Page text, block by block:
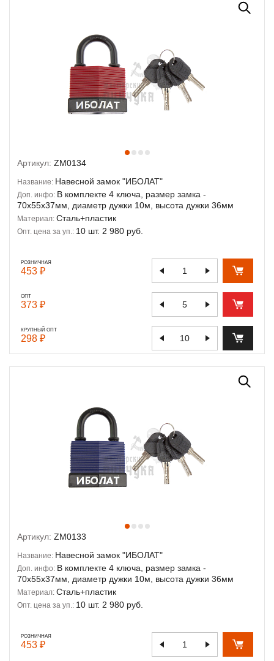
Артикул: ZM0134
Название: Навесной замок "ИБОЛАТ"
Доп. инфо: В комплекте 4 ключа, размер замка -
70х55х37мм, диаметр дужки 10м, высота дужки 36мм
Материал: Сталь+пластик
Опт. цена за уп.: 10 шт. 2 980 руб.
РОЗНИЧНАЯ
453 ₽
ОПТ
373 ₽
КРУПНЫЙ ОПТ
298 ₽
Артикул: ZM0133
Название: Навесной замок "ИБОЛАТ"
Доп. инфо: В комплекте 4 ключа, размер замка -
70х55х37мм, диаметр дужки 10м, высота дужки 36мм
Материал: Сталь+пластик
Опт. цена за уп.: 10 шт. 2 980 руб.
РОЗНИЧНАЯ
453 ₽